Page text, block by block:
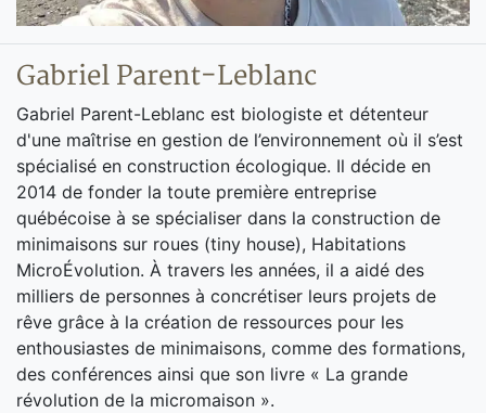
Gabriel Parent-Leblanc
Gabriel Parent-Leblanc est biologiste et détenteur
d'une maîtrise en gestion de l’environnement où il s’est
spécialisé en construction écologique. Il décide en
2014 de fonder la toute première entreprise
québécoise à se spécialiser dans la construction de
minimaisons sur roues (tiny house), Habitations
MicroÉvolution. À travers les années, il a aidé des
milliers de personnes à concrétiser leurs projets de
rêve grâce à la création de ressources pour les
enthousiastes de minimaisons, comme des formations,
des conférences ainsi que son livre « La grande
révolution de la micromaison ».